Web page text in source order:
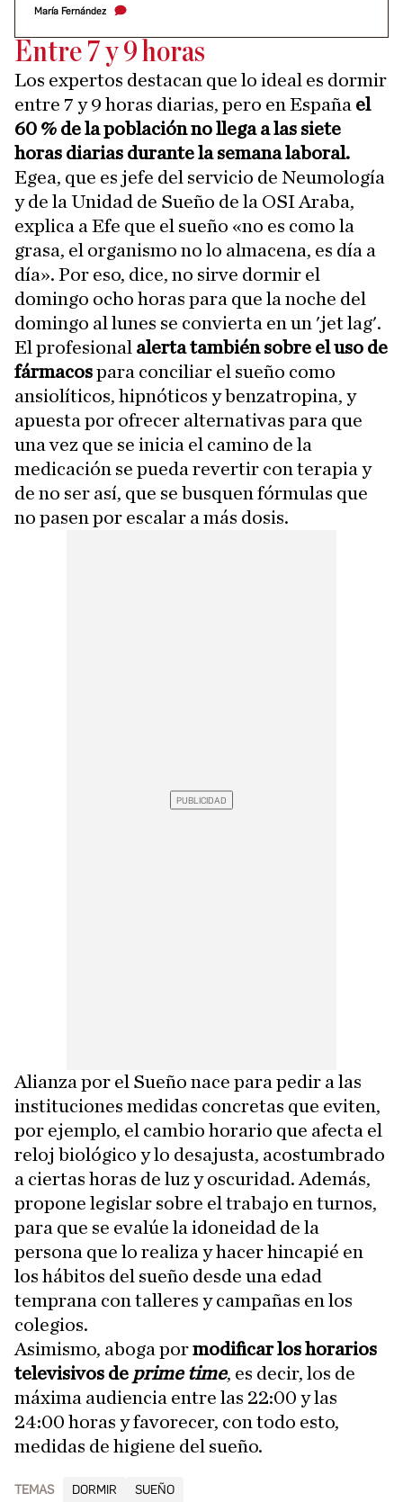
María Fernández
Entre 7 y 9 horas
Los expertos destacan que lo ideal es dormir
entre 7 y 9 horas diarias, pero en España el
60 % de la población no llega a las siete
horas diarias durante la semana laboral.
Egea, que es jefe del servicio de Neumología
y de la Unidad de Sueño de la OSI Araba,
explica a Efe que el sueño «no es como la
grasa, el organismo no lo almacena, es día a
día». Por eso, dice, no sirve dormir el
domingo ocho horas para que la noche del
domingo al lunes se convierta en un 'jet lag'.
El profesional alerta también sobre el uso de
fármacospara conciliar el sueño como
ansiolíticos, hipnóticos y benzatropina, y
apuesta por ofrecer alternativas para que
una vez que se inicia el camino de la
medicación se pueda revertir con terapia y
de no ser así, que se busquen fórmulas que
no pasen por escalar a más dosis.
Alianza por el Sueño nace para pedir a las
instituciones medidas concretas que eviten,
por ejemplo, el cambio horario que afecta el
reloj biológico y lo desajusta, acostumbrado
a ciertas horas de luz y oscuridad. Además,
propone legislar sobre el trabajo en turnos,
para que se evalúe la idoneidad de la
persona que lo realiza y hacer hincapié en
los hábitos del sueño desde una edad
temprana con talleres y campañas en los
colegios.
Asimismo, aboga pormodificar los horarios
televisivos de prime time, es decir, los de
máxima audiencia entre las 22:00 y las
24:00 horas y favorecer, con todo esto,
medidas de higiene del sueño.
TEMAS DORMIR SUEÑO